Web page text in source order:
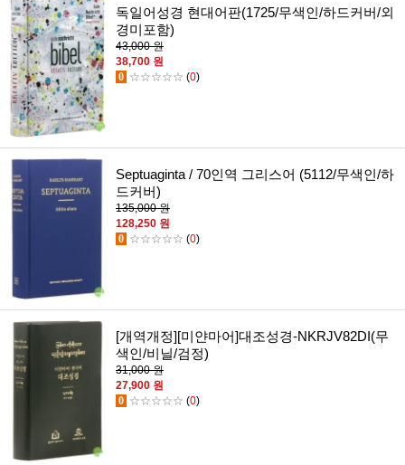
독일어성경 현대어판(1725/무색인/하드커버/외
경미포함)
43,000 원
38,700 원
0 ☆☆☆☆☆ (0)
Septuaginta / 70인역 그리스어 (5112/무색인/하
드커버)
135,000 원
128,250 원
0 ☆☆☆☆☆ (0)
[개역개정][미얀마어]대조성경-NKRJV82DI(무
색인/비닐/검정)
31,000 원
27,900 원
0 ☆☆☆☆☆ (0)